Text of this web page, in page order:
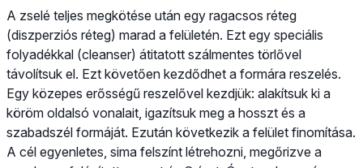
A zselé teljes megkötése után egy ragacsos réteg
(diszperziós réteg) marad a felületén. Ezt egy speciális
folyadékkal (cleanser) átitatott szálmentes törlővel
távolítsuk el. Ezt követően kezdődhet a formára reszelés.
Egy közepes erősségű reszelővel kezdjük: alakítsuk ki a
köröm oldalsó vonalait, igazítsuk meg a hosszt és a
szabadszél formáját. Ezután következik a felület finomítása.
A cél egyenletes, sima felszínt létrehozni, megőrizve a